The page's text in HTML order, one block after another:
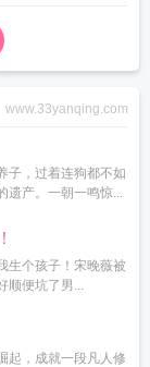
www.33yanqing.com
子，过着连狗都不如
遗产。一朝一鸣惊...
生个孩子！宋晚薇被
顺便坑了男...
起，成就一段凡人修